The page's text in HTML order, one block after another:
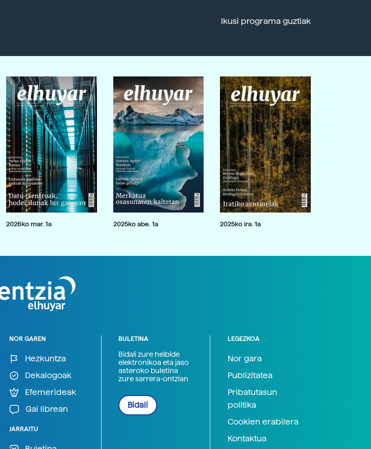
Ikusi programa guztiak
2026ko mar. 1a 2025ko abe. 1a 2025ko ira. 1a
NOR GAREN
Hezkuntza
Dekalogoak
Efemerideak
Gai librean
JARRAITU
BULETINA
Bidali zure helbide
elektronikoa eta jaso
asteroko buletina
zure sarrera-ontzian
Bidali
LEGEZKOA
Nor gara
Publizitatea
Pribatutasun
politika
Cookien erabilera
Kontaktua